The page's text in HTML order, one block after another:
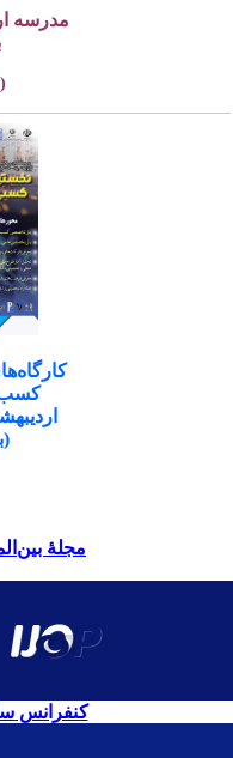
مدرسه
کسب
اردیبهشت
مجلۀ
کنفرانس